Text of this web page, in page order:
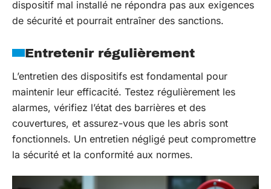
dispositif mal installé ne répondra pas aux exigences
de sécurité et pourrait entraîner des sanctions.
Entretenir régulièrement
L’entretien des dispositifs est fondamental pour
maintenir leur efficacité. Testez régulièrement les
alarmes, vérifiez l’état des barrières et des
couvertures, et assurez-vous que les abris sont
fonctionnels. Un entretien négligé peut compromettre
la sécurité et la conformité aux normes.